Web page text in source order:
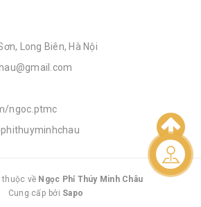
Long Biên, Hà Nội
ngoc.ptmc
thuộc về Ngọc Phỉ Thúy Minh Châu
|
Cung cấp bởi Sapo
Liên hệ